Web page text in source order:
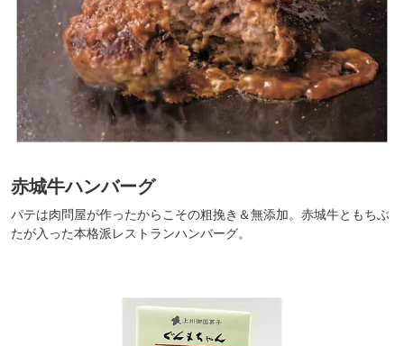
赤城牛ハンバーグ
パテは肉問屋が作ったからこその粗挽き＆無添加。赤城牛ともちぶ
たが入った本格派レストランハンバーグ。